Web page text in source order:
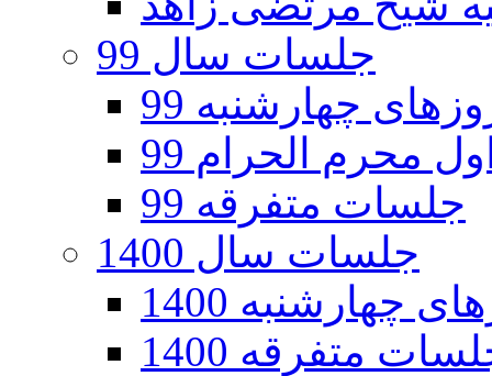
جلسات سال 99
چهارشنبه 99
محرم الحرام 99
جلسات متفرقه 99
جلسات سال 1400
چهارشنبه 1400
متفرقه 1400